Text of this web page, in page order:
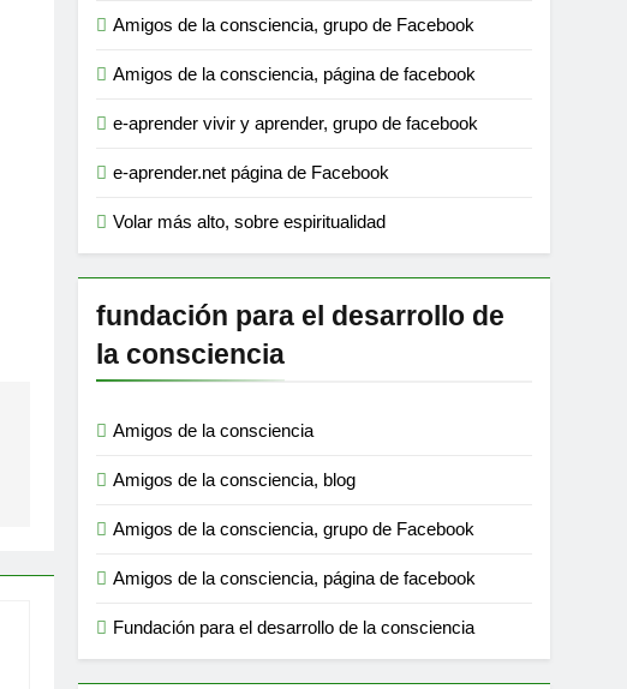
Amigos de la consciencia, grupo de Facebook
Amigos de la consciencia, página de facebook
e-aprender vivir y aprender, grupo de facebook
e-aprender.net página de Facebook
Volar más alto, sobre espiritualidad
fundación para el desarrollo de
la consciencia
Amigos de la consciencia
Amigos de la consciencia, blog
Amigos de la consciencia, grupo de Facebook
Amigos de la consciencia, página de facebook
Fundación para el desarrollo de la consciencia